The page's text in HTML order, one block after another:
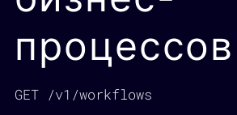
процессов
GET /v1/workflows